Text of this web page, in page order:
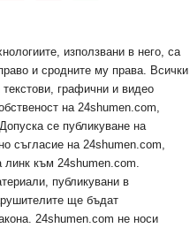
използвани в него, са
и сродните му права. Всички
графични и видео
на 24shumen.com,
се публикуване на
съгласие на 24shumen.com,
линк към 24shumen.com.
публикувани в
ще бъдат
24shumen.com не носи